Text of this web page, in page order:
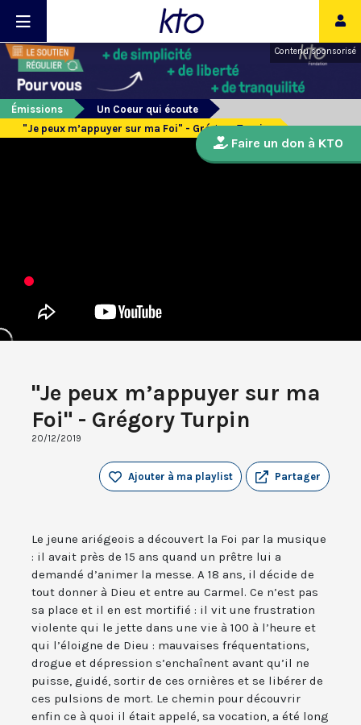
Contenu sponsorisé
Émissions
Un Coeur qui écoute
"Je peux m’appuyer sur ma Foi" - Grégory Turpin
"Je peux m’appuyer sur ma
Foi" - Grégory Turpin
20/12/2019
Partager
Ajouter à ma playlist
Le jeune ariégeois a découvert la Foi par la musique
: il avait près de 15 ans quand un prêtre lui a
demandé d’animer la messe. A 18 ans, il décide de
tout donner à Dieu et entre au Carmel. Ce n’est pas
sa place et il en est mortifié : il vit une frustration
violente qui le jette dans une vie à 100 à l’heure et
qui l’éloigne de Dieu : mauvaises fréquentations,
drogue et dépression s’enchaînent avant qu’il ne
puisse, guidé, sortir de ces ornières et se libérer de
ces pulsions de mort. Le chemin pour découvrir
enfin ce à quoi il était appelé, sa vocation, a été long
Faire un don à KTO